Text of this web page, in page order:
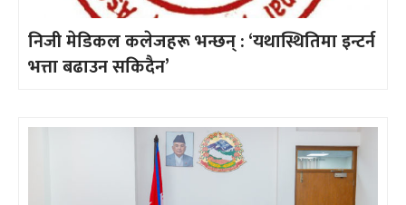
निजी मेडिकल कलेजहरू भन्छन् : ‘यथास्थितिमा इन्टर्न
भत्ता बढाउन सकिदैन’